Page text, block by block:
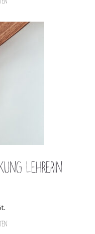
Lehrerin